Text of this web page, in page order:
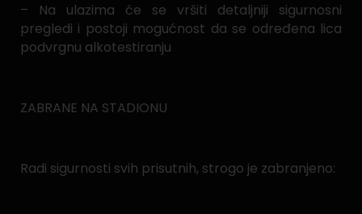
– Na ulazima će se vršiti detaljniji sigurnosni
pregledi i postoji mogućnost da se određena lica
podvrgnu alkotestiranju
ZABRANE NA STADIONU
Radi sigurnosti svih prisutnih, strogo je zabranjeno: